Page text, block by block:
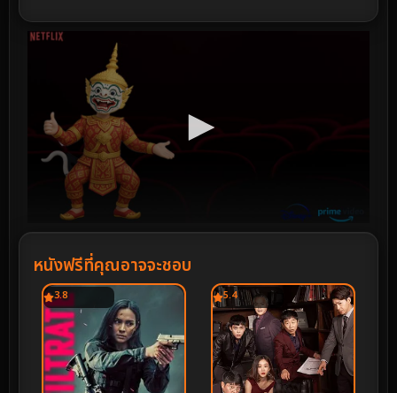
หนังฟรีที่คุณอาจจะชอบ
3.8 5.4